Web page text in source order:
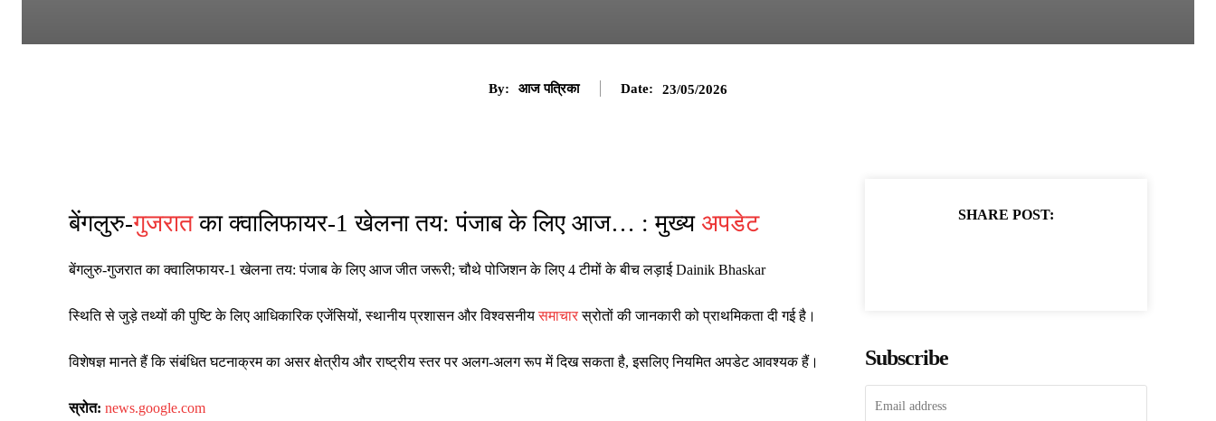
By: आज पत्रिका Date: 23/05/2026
बेंगलुरु-गुजरातका क्वालिफायर-1 खेलना तय: पंजाब के लिए आज… : मुख्य अपडेट
बेंगलुरु-गुजरात का क्वालिफायर-1 खेलना तय: पंजाब के लिए आज जीत जरूरी; चौथे पोजिशन के लिए 4 टीमों के बीच लड़ाई Dainik Bhaskar
स्थिति से जुड़े तथ्यों की पुष्टि के लिए आधिकारिक एजेंसियों, स्थानीय प्रशासन और विश्वसनीयसमाचारस्रोतों की जानकारी को प्राथमिकता दी गई है।
विशेषज्ञ मानते हैं कि संबंधित घटनाक्रम का असर क्षेत्रीय और राष्ट्रीय स्तर पर अलग-अलग रूप में दिख सकता है, इसलिए नियमित अपडेट आवश्यक हैं।
स्रोत: news.google.com
SHARE POST:
Subscribe